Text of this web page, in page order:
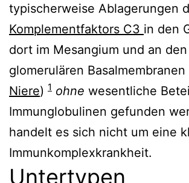
typischerweise Ablagerungen
Komplementfaktors C3 in den
dort im Mesangium und an den
glomerulären Basalmembranen
Niere) 1 ohne wesentliche
Immunglobulinen gefunden
handelt es sich nicht um eine
Immunkomplexkrankheit.
Untertypen